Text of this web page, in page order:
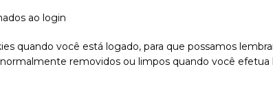
ao login
quando você está logado, para que possamos
removidos ou limpos quando você